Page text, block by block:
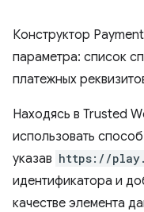
Конструктор
параметра: список
платежных
Находясь в Trusted
использовать
указав https://
идентификатора и
качестве элемента